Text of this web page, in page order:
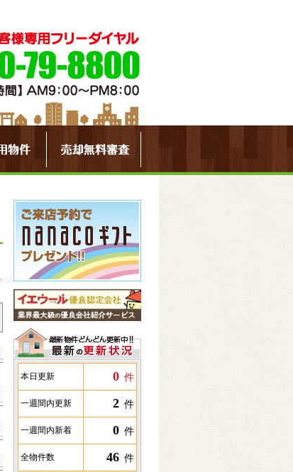
本日更新 0 件
一週間内更新 2 件
一週間内新着 0 件
全物件数 46 件